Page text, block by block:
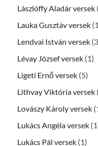
Lászlóffy Aladár versek
Lauka Gusztáv versek
Lendvai István versek
Lévay József versek (1)
Ligeti Ernő versek (5)
Lithvay Viktória versek
Lovászy Károly versek
Lukács Angéla versek
Lukács Pál versek (1)